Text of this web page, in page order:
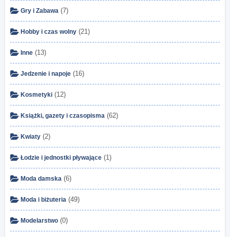
Gry i Zabawa (7)
Hobby i czas wolny (21)
Inne (13)
Jedzenie i napoje (16)
Kosmetyki (12)
Książki, gazety i czasopisma (62)
Kwiaty (2)
Łodzie i jednostki pływające (1)
Moda damska (6)
Moda i biżuteria (49)
Modelarstwo (0)